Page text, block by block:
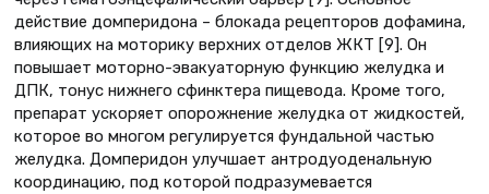
действие домперидона – блокада рецепторов дофамина,
влияющих на моторику верхних отделов ЖКТ [9]. Он
повышает моторно-эвакуаторную функцию желудка и
ДПК, тонус нижнего сфинктера пищевода. Кроме того,
препарат ускоряет опорожнение желудка от жидкостей,
которое во многом регулируется фундальной частью
желудка. Домперидон улучшает антродуоденальную
координацию, под которой подразумевается